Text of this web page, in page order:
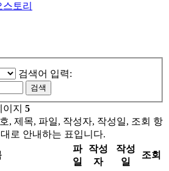
토리
검색어 입력:
지 5
, 제목, 파일, 작성자, 작성일, 조회 항
로 안내하는 표입니다.
파
일
작성
자
작성
일
조회